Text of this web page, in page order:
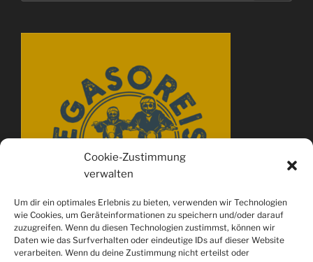
Cookie-Zustimmung
verwalten
Um dir ein optimales Erlebnis zu bieten, verwenden wir Technologien
wie Cookies, um Geräteinformationen zu speichern und/oder darauf
zuzugreifen. Wenn du diesen Technologien zustimmst, können wir
Daten wie das Surfverhalten oder eindeutige IDs auf dieser Website
verarbeiten. Wenn du deine Zustimmung nicht erteilst oder